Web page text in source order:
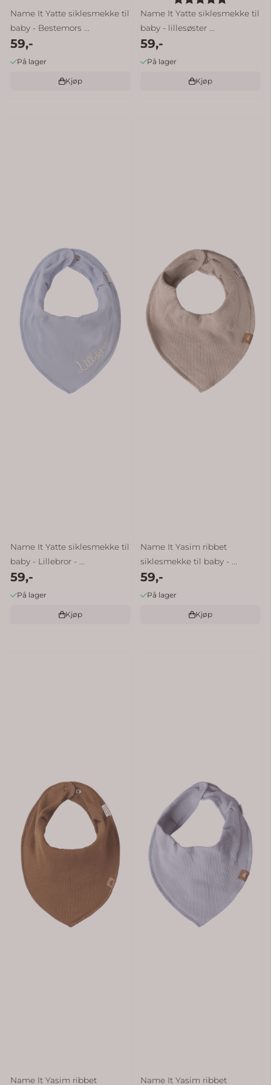
Name It Yatte siklesmekke til
baby - Bestemors ...
59,-
På lager
Kjøp
Name It Yatte siklesmekke til
baby - lillesøster ...
59,-
På lager
Kjøp
Name It Yatte siklesmekke til
baby - Lillebror - ...
59,-
På lager
Kjøp
Name It Yasim ribbet
siklesmekke til baby - ...
59,-
På lager
Kjøp
Name It Yasim ribbet Name It Yasim ribbet